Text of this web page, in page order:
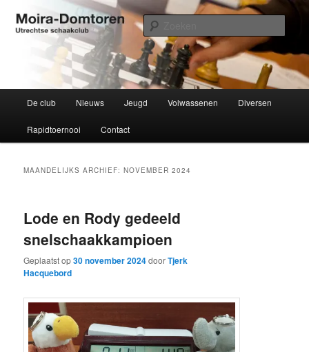
naar
naar
Moira-Domtoren
Utrechtse schaakclub opgericht 1934
De club Nieuws Jeugd Volwassenen Diversen
Rapidtoernooi Contact
MAANDELIJKS ARCHIEF:NOVEMBER 2024
Lode en Rody gedeeld
snelschaakkampioen
Geplaatst op30 november 2024doorTjerk
Hacquebord